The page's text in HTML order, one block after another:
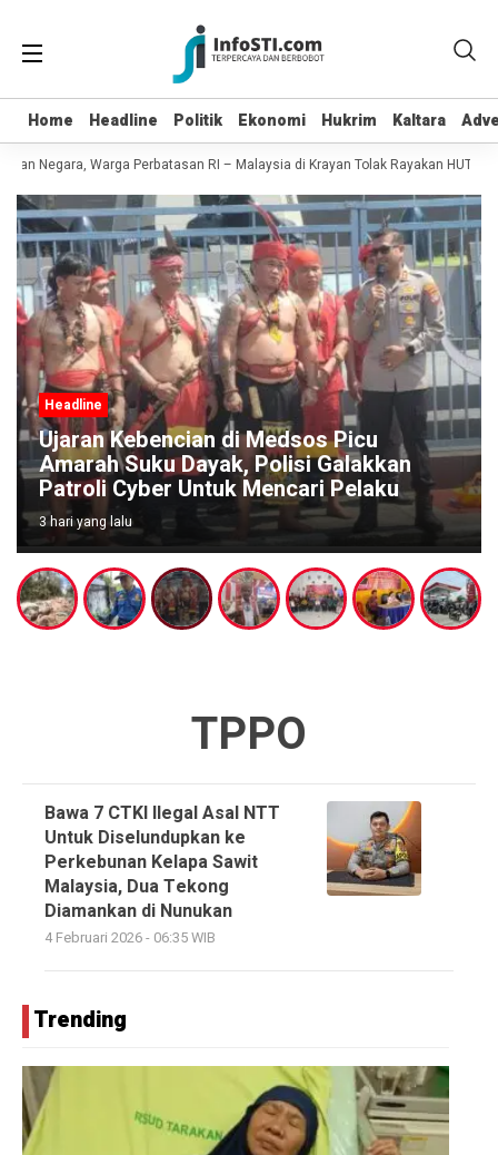
Home Headline Politik Ekonomi Hukrim Kaltara
Home Headline Politik Ekonomi Hukrim Kaltara
Negara, Warga Perbatasan RI – Malaysia di Krayan Tolak Rayakan HUT RI 81
Headline
Ujaran Kebencian di Medsos Picu
Amarah Suku Dayak, Polisi Galakkan
Patroli Cyber Untuk Mencari Pelaku
3 hari yang lalu
TPPO
Bawa 7 CTKI Ilegal Asal NTT
Untuk Diselundupkan ke
Perkebunan Kelapa Sawit
Malaysia, Dua Tekong
Diamankan di Nunukan
4 Februari 2026 - 06:35 WIB
Trending